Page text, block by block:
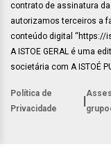
contrato de assinatura
autorizamos terceiros a
conteúdo digital “https://
A ISTOE GERAL é uma
societária com A ISTOÉ
Política de
Privacidade